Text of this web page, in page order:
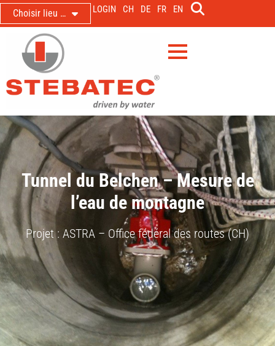
Choisir lieu … LOGIN CH DE FR EN
Tunnel du Belchen – Mesure de
l’eau de montagne
Projet : ASTRA – Office fédéral des routes (CH)